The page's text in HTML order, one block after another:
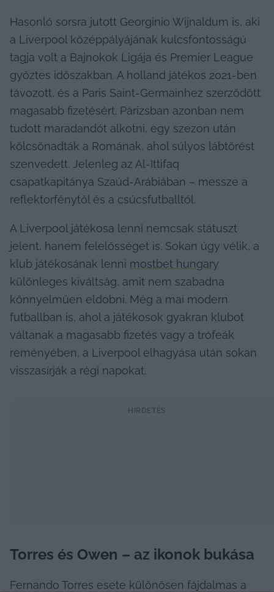
Hasonló sorsra jutott Georginio Wijnaldum is, aki
a Liverpool középpályájának kulcsfontosságú
tagja volt a Bajnokok Ligája és Premier League
győztes időszakban. A holland játékos 2021-ben
távozott, és a Paris Saint-Germainhez szerződött
magasabb fizetésért. Párizsban azonban nem
tudott maradandót alkotni, egy szezon után
kölcsönadták a Romának, ahol súlyos lábtörést
szenvedett. Jelenleg az Al-Ittifaq
csapatkapitánya Szaúd-Arábiában – messze a
reflektorfénytől és a csúcsfutballtól.
A Liverpool játékosa lenni nemcsak státuszt
jelent, hanem felelősséget is. Sokan úgy vélik, a
klub játékosának lenni mostbet hungary
különleges kiváltság, amit nem szabadna
könnyelműen eldobni. Még a mai modern
futballban is, ahol a játékosok gyakran klubot
váltanak a magasabb fizetés vagy a trófeák
reményében, a Liverpool elhagyása után sokan
visszasírják a régi napokat.
HIRDETÉS
Torres és Owen – az ikonok bukása
Fernando Torres esete különösen fájdalmas a